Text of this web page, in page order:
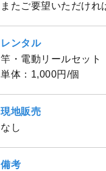
またご要望いただけれ
レンタル
竿・電動リールセット
単体：1,000円/個
現地販売
なし
備考